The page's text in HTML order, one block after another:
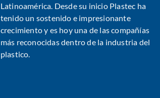
Latinoamérica. Desde su inicio Plastec ha
tenido un sostenido e impresionante
crecimiento y es hoy una de las compañías
más reconocidas dentro de la industria del
plastico.